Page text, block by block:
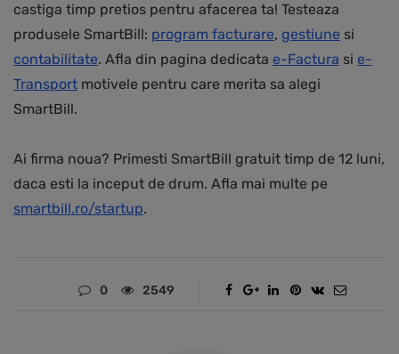
castiga timp pretios pentru afacerea ta! Testeaza
produsele SmartBill: program facturare, gestiune si
contabilitate. Afla din pagina dedicata e-Factura si e-
Transport motivele pentru care merita sa alegi
SmartBill.
Ai firma noua? Primesti SmartBill gratuit timp de 12 luni,
daca esti la inceput de drum. Afla mai multe pe
smartbill.ro/startup.
0 2549